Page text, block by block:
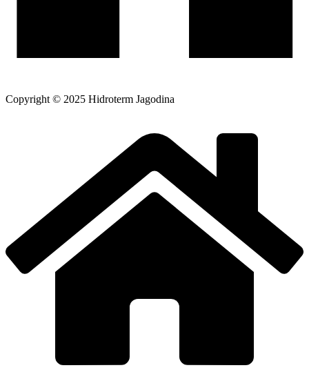
Copyright © 2025 Hidroterm Jagodina